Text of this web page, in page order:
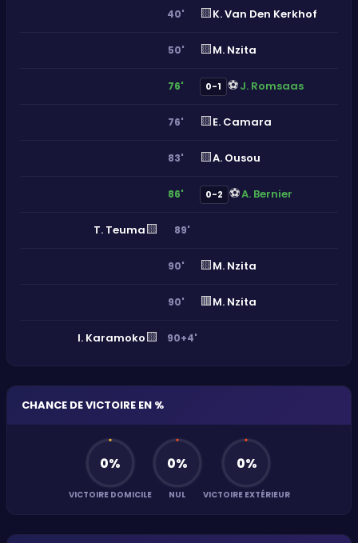
40' 🟨K. Van Den Kerkhof
50' 🟨M. Nzita
76' 0-1 ⚽J. Romsaas
76' 🟨E. Camara
83' 🟨A. Ousou
86' 0-2 ⚽A. Bernier
T. Teuma🟨 89'
90' 🟨M. Nzita
90' 🟥M. Nzita
I. Karamoko🟨 90+4'
CHANCE DE VICTOIRE EN %
0%
VICTOIRE DOMICILE
0%
NUL
0%
VICTOIRE EXTÉRIEUR